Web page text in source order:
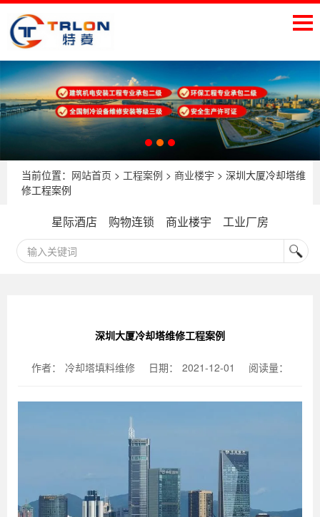
当前位置： 网站首页 > 工程案例 > 商业楼宇 > 深圳大厦冷却塔维
修工程案例
星际酒店 购物连锁 商业楼宇 工业厂房
深圳大厦冷却塔维修工程案例
作者： 冷却塔填料维修 日期： 2021-12-01 阅读量：